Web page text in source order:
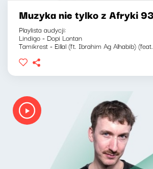
Muzyka nie tylko z Afryki 93
Playlista audycji:
Lindigo - Dopi Lontan
Tamikrest - Eillal (ft. Ibrahim Ag Alhabib)